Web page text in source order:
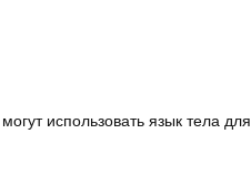
использовать язык тела для